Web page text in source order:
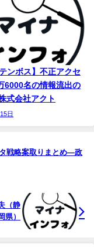
ンボス】不正アクセ
6000名の情報流出の
式会社アクト
日
戦略案取りまとめ―政
（静
県）